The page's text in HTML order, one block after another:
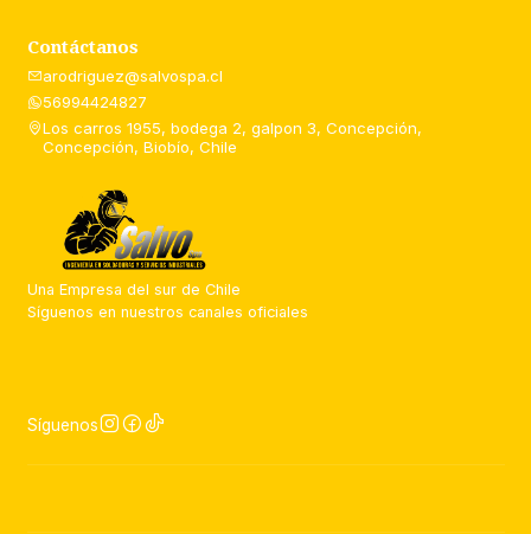
Contáctanos
arodriguez@salvospa.cl
56994424827
Los carros 1955, bodega 2, galpon 3, Concepción,
Concepción, Biobío, Chile
Una Empresa del sur de Chile
Síguenos en nuestros canales oficiales
Síguenos